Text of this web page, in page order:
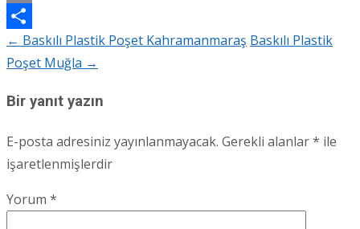
Email
Share
Post
← Baskılı Plastik Poşet Kahramanmaraş Baskılı Plastik
Poşet Muğla →
Bir yanıt yazın
E-posta adresiniz yayınlanmayacak. Gerekli alanlar* ile
işaretlenmişlerdir
Yorum *